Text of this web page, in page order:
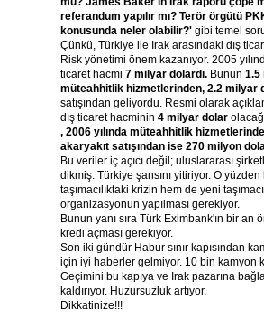
referandum yapılır mı? Terör örgütü
konusunda neler olabilir?' gibi temel
Çünkü, Türkiye ile Irak arasındaki dış
Risk yönetimi önem kazanıyor. 2005
ticaret hacmi 7 milyar dolardı. Bunun 1.5
müteahhitlik hizmetlerinden, 2.2 milyar
satışından geliyordu. Resmi olarak
dış ticaret hacminin 4 milyar dolar
, 2006 yılında müteahhitlik
akaryakıt satışından ise 270 milyon
Bu veriler iç açıcı değil; uluslararası
dikmiş. Türkiye şansını yitiriyor. O
taşımacılıktaki krizin hem de yeni
organizasyonun yapılması gerekiyor.
Bunun yanı sıra Türk Eximbank'ın bir an
kredi açması gerekiyor.
Son iki gündür Habur sınır kapısından
için iyi haberler gelmiyor. 10 bin kamyon
Geçimini bu kapıya ve Irak pazarına
kaldırıyor. Huzursuzluk artıyor.
Dikkatinize!!!